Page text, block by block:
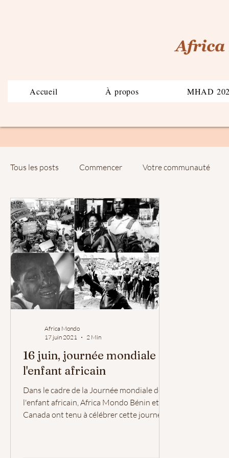
Accueil À propos MHAD
Tous les posts Commencer Votre communauté
Africa Mondo
17 juin 2021
2 Min
16 juin, journée mondiale de
l'enfant africain
Dans le cadre de la Journée mondiale de
l'enfant africain, Africa Mondo Bénin et
Canada ont tenu à célébrer cette journée